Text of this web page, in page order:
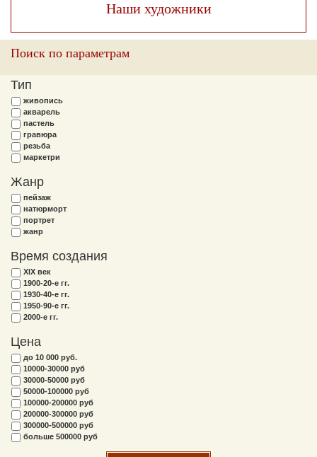
Наши художники
Поиск по параметрам
Тип
живопись
акварель
пастель
гравюра
резьба
маркетри
Жанр
пейзаж
натюрморт
портрет
жанр
Время создания
XIX век
1900-20-е гг.
1930-40-е гг.
1950-90-е гг.
2000-е гг.
Цена
до 10 000 руб.
10000-30000 руб
30000-50000 руб
50000-100000 руб
100000-200000 руб
200000-300000 руб
300000-500000 руб
больше 500000 руб